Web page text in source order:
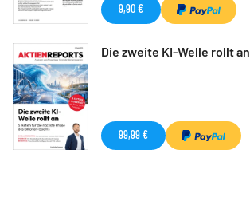
9,90 €
Die zweite KI-Welle rollt an
99,99 €